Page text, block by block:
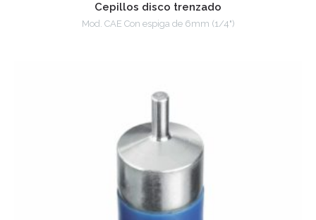
Cepillos disco trenzado
Mod. CAE Con espiga de 6mm (1/4")